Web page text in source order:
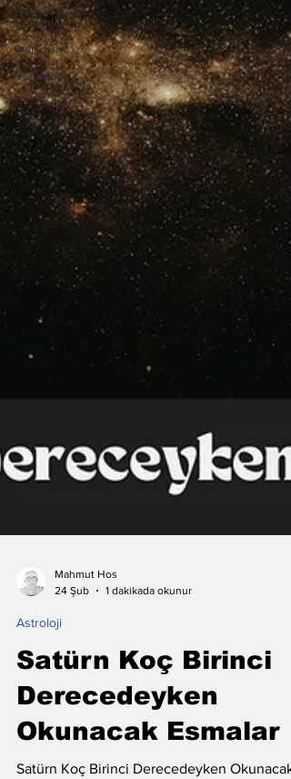
Günlük Burç
Yorumları
Aylık Burç
Remil İlmi
24 Şub
Astroloji
Satürn Koç Birinci
Derecedeyken
Okunacak Esmalar